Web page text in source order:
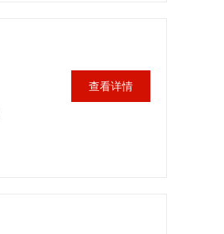
查看详情